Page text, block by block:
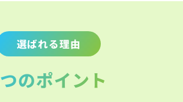
選ばれる理由
のポイント